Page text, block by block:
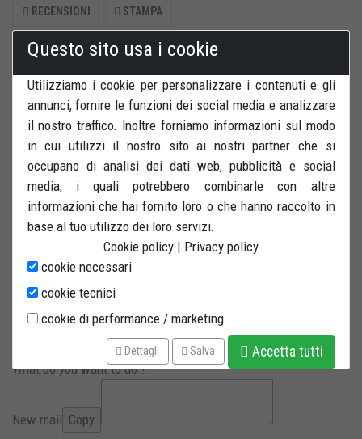
RECENSIONI STAMPA
Cavalletto posteriore per forcelloni monobraccio attacco
DESTRO. Perno portante montato su due cuscinetti
autolubrificanti ed intercambiabile. Specifico per BMW, modelli
con CARDANO A DESTRA. Specificare sempre il modello di
BMW nelle note mentre si effettua un ordine. Tubo in acciaio di
grande diametro, verniciato a polvere. Quattro ruote in gomma
con anima rinforzata.
PERNO INCLUSO.
SPECIFICARE IL MODELLO DI MOTO
What do you want to do ?
New mail Copy
Questo sito usa i cookie
Utilizziamo i cookie per personalizzare i contenuti e gli
annunci, fornire le funzioni dei social media e analizzare
il nostro traffico. Inoltre forniamo informazioni sul modo
in cui utilizzi il nostro sito ai nostri partner che si
occupano di analisi dei dati web, pubblicità e social
media, i quali potrebbero combinarle con altre
informazioni che hai fornito loro o che hanno raccolto in
base al tuo utilizzo dei loro servizi.
Cookie policy | Privacy policy
cookie necessari
cookie tecnici
cookie di performance / marketing
Dettagli Salva Accetta tutti